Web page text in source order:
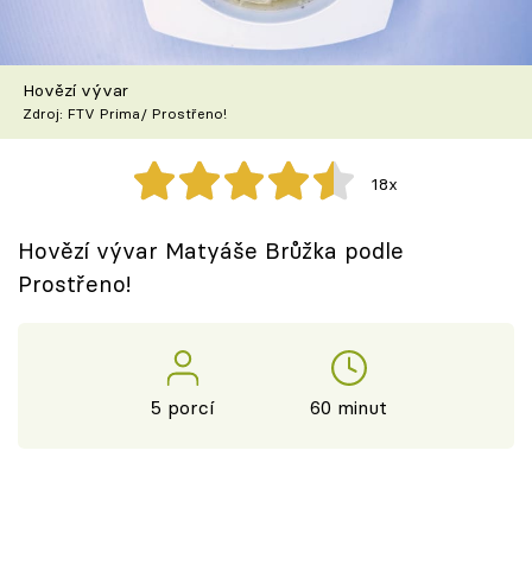
Škola vaření
Recepty z TV
Speciál: Cuketa
Těhotnej kuchař
Sledujte prima+
Hovězí vývar
Zdroj: FTV Prima/ Prostřeno!
18x
Hovězí vývar Matyáše Brůžka podle
Prostřeno!
5 porcí 60 minut